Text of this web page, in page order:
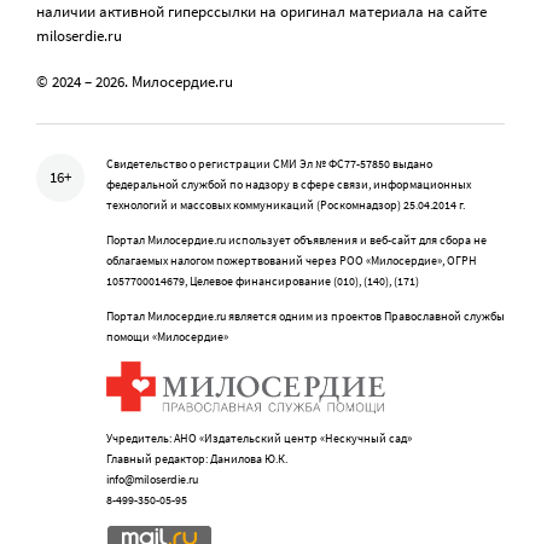
наличии активной гиперссылки на оригинал материала на сайте
miloserdie.ru
© 2024 – 2026. Милосердие.ru
16+
Свидетельство о регистрации СМИ Эл № ФС77-57850 выдано
федеральной службой по надзору в сфере связи, информационных
технологий и массовых коммуникаций (Роскомнадзор) 25.04.2014 г.
Портал Милосердие.ru использует объявления и веб-сайт для сбора не
облагаемых налогом пожертвований через РОО «Милосердие», ОГРН
1057700014679, Целевое финансирование (010), (140), (171)
Портал Милосердие.ru является одним из проектов Православной службы
помощи «Милосердие»
Учредитель: АНО «Издательский центр «Нескучный сад»
Главный редактор: Данилова Ю.К.
info@miloserdie.ru
8-499-350-05-95